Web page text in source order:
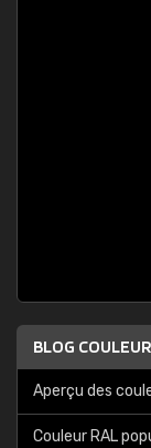
BLOG
Aperçu des
Couleur RAL